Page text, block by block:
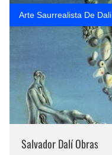
Arte Saurrealista De Dali
Salvador Dalí Obras